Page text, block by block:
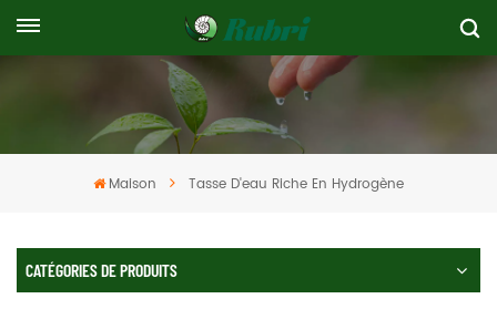
Maison Tasse D'eau Riche En Hydrogène
CATÉGORIES DE PRODUITS